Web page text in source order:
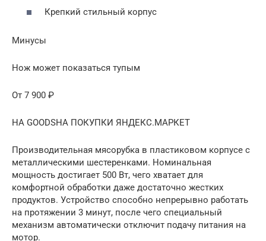
Крепкий стильный корпус
Минусы
Нож может показаться тупым
От 7 900 ₽
НА GOODSНА ПОКУПКИ ЯНДЕКС.МАРКЕТ
Производительная мясорубка в пластиковом корпусе с
металлическими шестеренками. Номинальная
мощность достигает 500 Вт, чего хватает для
комфортной обработки даже достаточно жестких
продуктов. Устройство способно непрерывно работать
на протяжении 3 минут, после чего специальный
механизм автоматически отключит подачу питания на
мотор.